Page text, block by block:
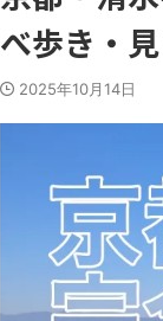
べ歩き・
2025年10月14日